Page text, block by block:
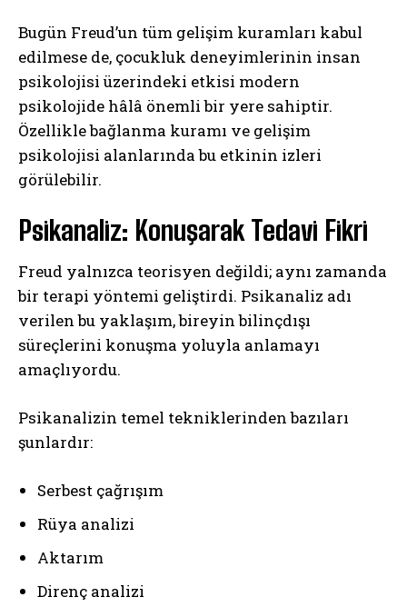
Bugün Freud’un tüm gelişim kuramları kabul
edilmese de, çocukluk deneyimlerinin insan
psikolojisi üzerindeki etkisi modern
psikolojide hâlâ önemli bir yere sahiptir.
Özellikle bağlanma kuramı ve gelişim
psikolojisi alanlarında bu etkinin izleri
görülebilir.
Psikanaliz: Konuşarak Tedavi Fikri
Freud yalnızca teorisyen değildi; aynı zamanda
bir terapi yöntemi geliştirdi. Psikanaliz adı
verilen bu yaklaşım, bireyin bilinçdışı
süreçlerini konuşma yoluyla anlamayı
amaçlıyordu.
Psikanalizin temel tekniklerinden bazıları
şunlardır:
Serbest çağrışım
Rüya analizi
Aktarım
Direnç analizi